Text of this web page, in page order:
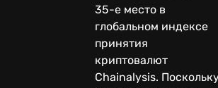
35-е место в
глобальном индексе
принятия
криптовалют
Chainalysis.